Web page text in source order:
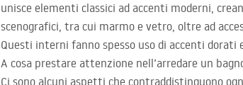
unisce elementi classici ad accenti moderni,
scenografici, tra cui marmo e vetro, oltre ad
Questi interni fanno spesso uso di accenti dorati
A cosa prestare attenzione nell’arredare un
Ci sono alcuni aspetti che contraddistinguono